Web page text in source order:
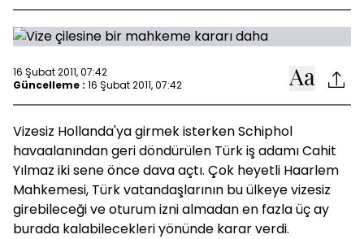
16 Şubat 2011, 07:42
Güncelleme : 16 Şubat 2011, 07:42
Vizesiz Hollanda'ya girmek isterken Schiphol
havaalanından geri döndürülen Türk iş adamı Cahit
Yılmaz iki sene önce dava açtı. Çok heyetli Haarlem
Mahkemesi, Türk vatandaşlarının bu ülkeye vizesiz
girebileceği ve oturum izni almadan en fazla üç ay
burada kalabilecekleri yönünde karar verdi.